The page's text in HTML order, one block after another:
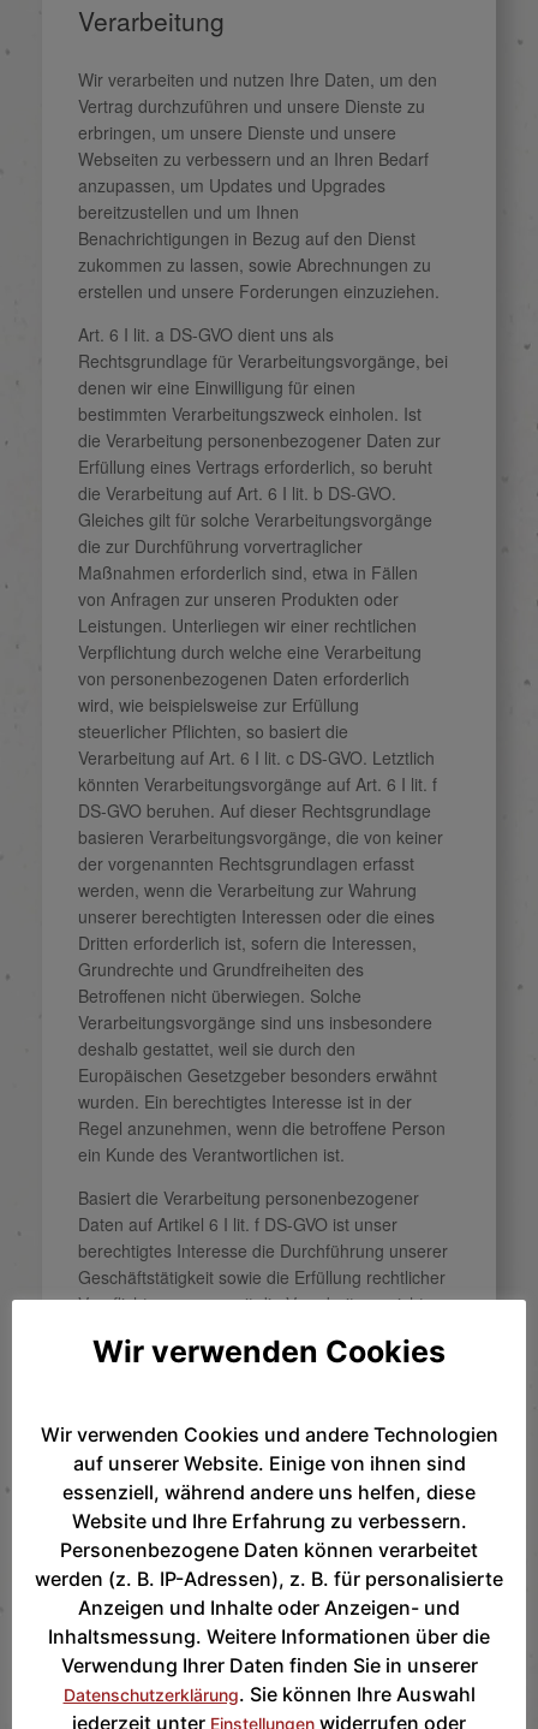
Verarbeitung
Wir verarbeiten und nutzen Ihre Daten, um den
Vertrag durchzuführen und unsere Dienste zu
erbringen, um unsere Dienste und unsere
Webseiten zu verbessern und an Ihren Bedarf
anzupassen, um Updates und Upgrades
bereitzustellen und um Ihnen
Benachrichtigungen in Bezug auf den Dienst
zukommen zu lassen, sowie Abrechnungen zu
erstellen und unsere Forderungen einzuziehen.
Art. 6 I lit. a DS-GVO dient uns als
Rechtsgrundlage für Verarbeitungsvorgänge, bei
denen wir eine Einwilligung für einen
bestimmten Verarbeitungszweck einholen. Ist
die Verarbeitung personenbezogener Daten zur
Erfüllung eines Vertrags erforderlich, so beruht
die Verarbeitung auf Art. 6 I lit. b DS-GVO.
Gleiches gilt für solche Verarbeitungsvorgänge
die zur Durchführung vorvertraglicher
Maßnahmen erforderlich sind, etwa in Fällen
von Anfragen zur unseren Produkten oder
Leistungen. Unterliegen wir einer rechtlichen
Verpflichtung durch welche eine Verarbeitung
von personenbezogenen Daten erforderlich
wird, wie beispielsweise zur Erfüllung
steuerlicher Pflichten, so basiert die
Verarbeitung auf Art. 6 I lit. c DS-GVO. Letztlich
könnten Verarbeitungsvorgänge auf Art. 6 I lit. f
DS-GVO beruhen. Auf dieser Rechtsgrundlage
basieren Verarbeitungsvorgänge, die von keiner
der vorgenannten Rechtsgrundlagen erfasst
werden, wenn die Verarbeitung zur Wahrung
unserer berechtigten Interessen oder die eines
Dritten erforderlich ist, sofern die Interessen,
Grundrechte und Grundfreiheiten des
Betroffenen nicht überwiegen. Solche
Verarbeitungsvorgänge sind uns insbesondere
deshalb gestattet, weil sie durch den
Europäischen Gesetzgeber besonders erwähnt
wurden. Ein berechtigtes Interesse ist in der
Regel anzunehmen, wenn die betroffene Person
ein Kunde des Verantwortlichen ist.
Basiert die Verarbeitung personenbezogener
Daten auf Artikel 6 I lit. f DS-GVO ist unser
berechtigtes Interesse die Durchführung unserer
Geschäftstätigkeit sowie die Erfüllung rechtlicher
Verpflichtungen, soweit die Verarbeitung nicht
5. Kategorien von Empfängern
Auftragsverarbeiter:Wir leiten verschiedene
personenbezogene Daten als Verantwortliche im
Rahmen einer Auftragsdatenverarbeitung an
unsere Auftragsverarbeiter weiter. Die Sicherheit
Ihrer Daten haben wir durch den Abschluss von
Vereinbarungen zur Auftragdatenverarbeitung
sichergestellt. Unsere Auftragsverarbeiter lassen
sich in folgende Kategorien unterteilen:
Wir verwenden Cookies
Wir verwenden Cookies und andere Technologien
auf unserer Website. Einige von ihnen sind
essenziell, während andere uns helfen, diese
Website und Ihre Erfahrung zu verbessern.
Personenbezogene Daten können verarbeitet
werden (z. B. IP-Adressen), z. B. für personalisierte
Anzeigen und Inhalte oder Anzeigen- und
Inhaltsmessung. Weitere Informationen über die
Verwendung Ihrer Daten finden Sie in unserer
Datenschutzerklärung. Sie können Ihre Auswahl
jederzeit unter Einstellungen widerrufen oder